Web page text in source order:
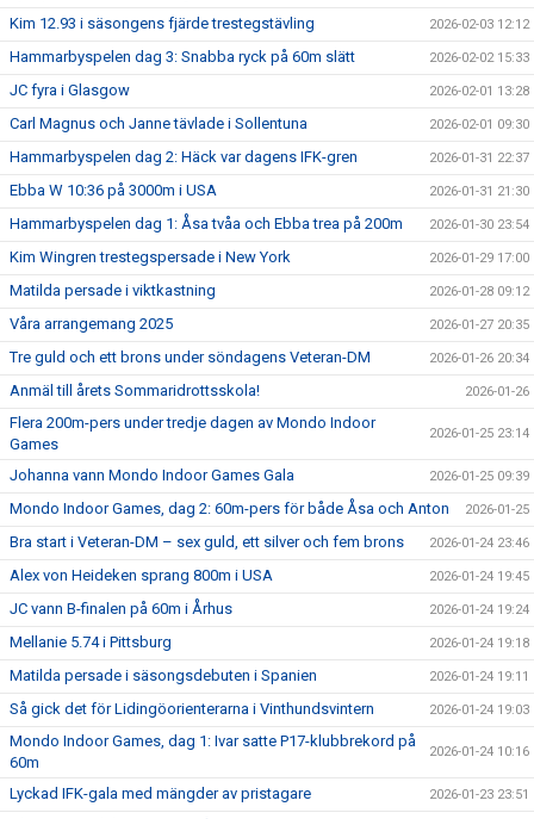
Kim 12.93 i säsongens fjärde trestegstävling 2026-02-03 12:12
Hammarbyspelen dag 3: Snabba ryck på 60m slätt 2026-02-02 15:33
JC fyra i Glasgow 2026-02-01 13:28
Carl Magnus och Janne tävlade i Sollentuna 2026-02-01 09:30
Hammarbyspelen dag 2: Häck var dagens IFK-gren 2026-01-31 22:37
Ebba W 10:36 på 3000m i USA 2026-01-31 21:30
Hammarbyspelen dag 1: Åsa tvåa och Ebba trea på 200m 2026-01-30 23:54
Kim Wingren trestegspersade i New York 2026-01-29 17:00
Matilda persade i viktkastning 2026-01-28 09:12
Våra arrangemang 2025 2026-01-27 20:35
Tre guld och ett brons under söndagens Veteran-DM 2026-01-26 20:34
Anmäl till årets Sommaridrottsskola! 2026-01-26
Flera 200m-pers under tredje dagen av Mondo Indoor
Games
2026-01-25 23:14
Johanna vann Mondo Indoor Games Gala 2026-01-25 09:39
Mondo Indoor Games, dag 2: 60m-pers för både Åsa och Anton 2026-01-25
Bra start i Veteran-DM – sex guld, ett silver och fem brons 2026-01-24 23:46
Alex von Heideken sprang 800m i USA 2026-01-24 19:45
JC vann B-finalen på 60m i Århus 2026-01-24 19:24
Mellanie 5.74 i Pittsburg 2026-01-24 19:18
Matilda persade i säsongsdebuten i Spanien 2026-01-24 19:11
Så gick det för Lidingöorienterarna i Vinthundsvintern 2026-01-24 19:03
Mondo Indoor Games, dag 1: Ivar satte P17-klubbrekord på
60m
2026-01-24 10:16
Lyckad IFK-gala med mängder av pristagare 2026-01-23 23:51